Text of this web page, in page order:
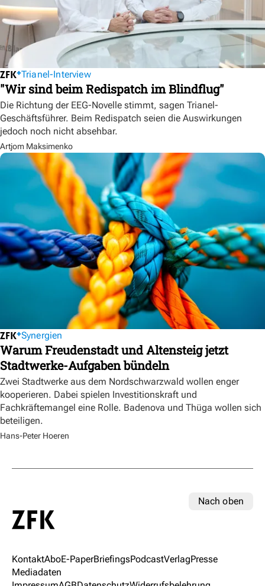
Trianel-Interview
"Wir sind beim Redispatch im Blindflug"
Die Richtung der EEG-Novelle stimmt, sagen Trianel-
Geschäftsführer. Beim Redispatch seien die Auswirkungen
jedoch noch nicht absehbar.
Artjom Maksimenko
Synergien
Warum Freudenstadt und Altensteig jetzt
Stadtwerke-Aufgaben bündeln
Zwei Stadtwerke aus dem Nordschwarzwald wollen enger
kooperieren. Dabei spielen Investitionskraft und
Fachkräftemangel eine Rolle. Badenova und Thüga wollen sich
beteiligen.
Hans-Peter Hoeren
Nach oben
KontaktAboE-PaperBriefingsPodcastVerlagPresse
Mediadaten